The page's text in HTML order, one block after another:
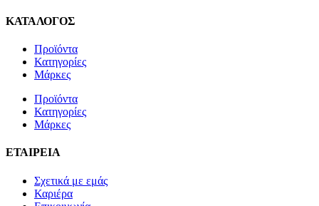
ΚΑΤΑΛΟΓΟΣ
Προϊόντα
Κατηγορίες
Μάρκες
Προϊόντα
Κατηγορίες
Μάρκες
ΕΤΑΙΡΕΙΑ
Σχετικά με εμάς
Καριέρα